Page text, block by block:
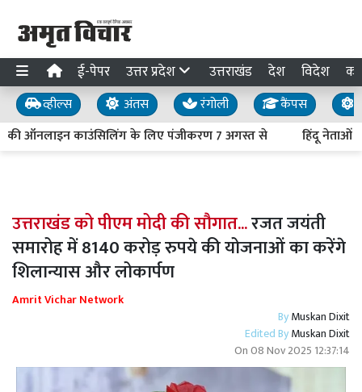
ई-पेपर उत्तर प्रदेश उत्तराखंड देश विदेश
व्हील्स अंतस रंगोली कैंपस
की ऑनलाइन काउंसिलिंग के लिए पंजीकरण 7 अगस्त से
हिंदू नेताओं
उत्तराखंड को पीएम मोदी की सौगात...रजत जयंती
समारोह में 8140 करोड़ रुपये की योजनाओं का करेंगे
शिलान्यास और लोकार्पण
Amrit Vichar Network
ByMuskan Dixit
Edited ByMuskan Dixit
On08 Nov 2025 12:37:14